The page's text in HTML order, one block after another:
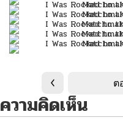
ต
ความคิดเห็น